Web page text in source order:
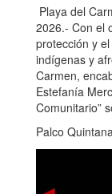
Playa del
2026.- Con el
protección y
indígenas y
Carmen,
Estefanía
Comunitario”
Palco